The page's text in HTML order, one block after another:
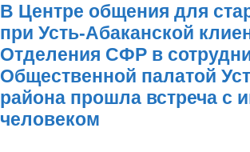
В Центре общения для
при Усть-Абаканской
Отделения СФР в
Общественной палатой
района прошла встреча с
человеком